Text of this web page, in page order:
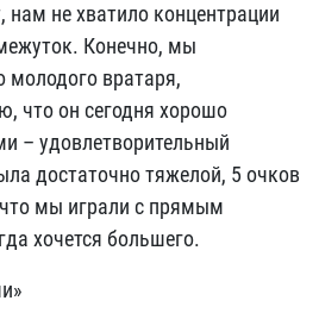
не хватило концентрации
Конечно, мы
молодого вратаря,
что он сегодня хорошо
– удовлетворительный
достаточно тяжелой, 5 очков
мы играли с прямым
хочется большего.